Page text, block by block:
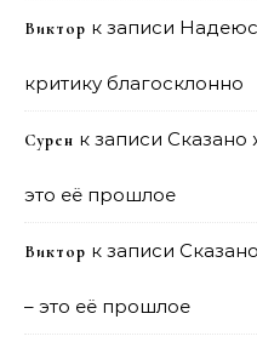
Виктор к записи
критику благосклонно
Сурен к записи Сказано
это её прошлое
Виктор к записи
– это её прошлое